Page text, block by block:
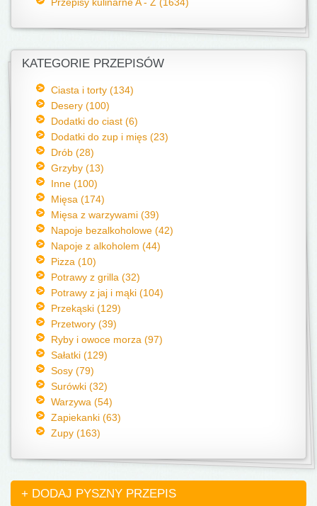
KATEGORIE PRZEPISÓW
Ciasta i torty (134)
Desery (100)
Dodatki do ciast (6)
Dodatki do zup i mięs (23)
Drób (28)
Grzyby (13)
Inne (100)
Mięsa (174)
Mięsa z warzywami (39)
Napoje bezalkoholowe (42)
Napoje z alkoholem (44)
Pizza (10)
Potrawy z grilla (32)
Potrawy z jaj i mąki (104)
Przekąski (129)
Przetwory (39)
Ryby i owoce morza (97)
Sałatki (129)
Sosy (79)
Surówki (32)
Warzywa (54)
Zapiekanki (63)
Zupy (163)
+ DODAJ PYSZNY PRZEPIS